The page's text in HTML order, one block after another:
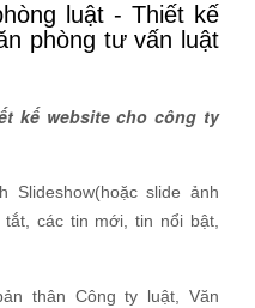
luật - Thiết kế
phòng tư vấn luật
kế website cho công ty
Slideshow(hoặc slide ảnh
các tin mới, tin nổi bật,
thân Công ty luật, Văn